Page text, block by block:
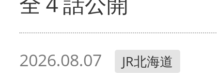
2026.08.07 JR北海道